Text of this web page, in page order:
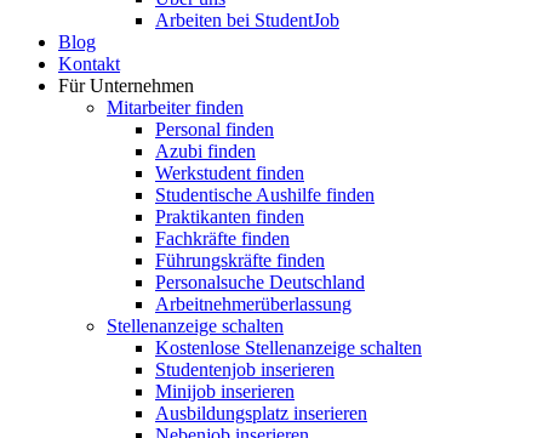
Arbeiten bei StudentJob
Blog
Kontakt
Für Unternehmen
Mitarbeiter finden
Personal finden
Azubi finden
Werkstudent finden
Studentische Aushilfe finden
Praktikanten finden
Fachkräfte finden
Führungskräfte finden
Personalsuche Deutschland
Arbeitnehmerüberlassung
Stellenanzeige schalten
Kostenlose Stellenanzeige schalten
Studentenjob inserieren
Minijob inserieren
Ausbildungsplatz inserieren